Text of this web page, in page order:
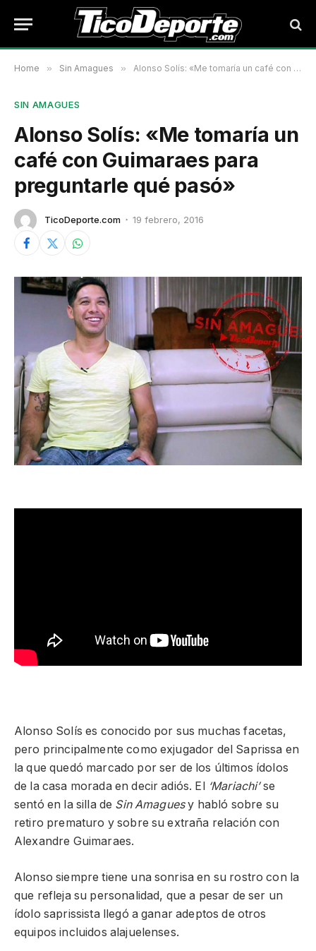
Home » Sin Amagues » Alonso Solís: «Me tomaría un café con Guimaraes para preguntarle qué pasó»
SIN AMAGUES
Alonso Solís: «Me tomaría un
café con Guimaraes para
preguntarle qué pasó»
TicoDeporte.com 19 febrero, 2016
Alonso Solís es conocido por sus muchas facetas,
pero principalmente como exjugador del Saprissa en
la que quedó marcado por ser de los últimos ídolos
de la casa morada en decir adiós. El
‘Mariachi’se
sentó en la silla de Sin Amaguesy habló sobre su
retiro prematuro y sobre su extraña relación con
Alexandre Guimaraes.
Alonso siempre tiene una sonrisa en su rostro con la
que refleja su personalidad, que a pesar de ser un
ídolo saprissista llegó a ganar adeptos de otros
equipos incluidos alajuelenses.